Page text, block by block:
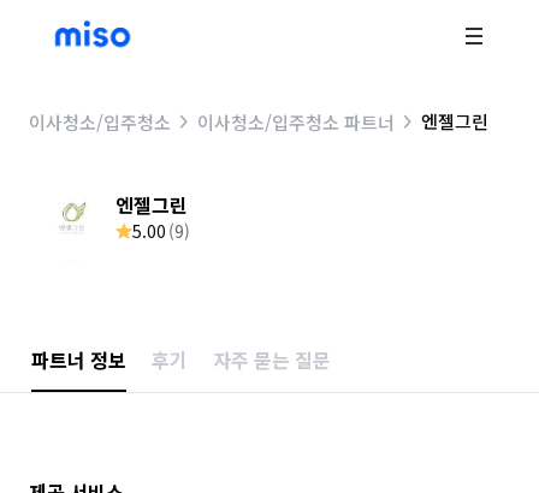
이사청소/입주청소 이사청소/입주청소 파트너 엔젤그린
엔젤그린
5.00 (9)
파트너 정보 후기 자주 묻는 질문